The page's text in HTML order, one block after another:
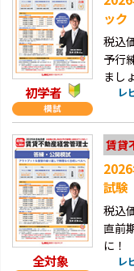
初学者
ック
税込
予行
まし
レ
全対象
賃貸
試験
税込
直前
に！
レ